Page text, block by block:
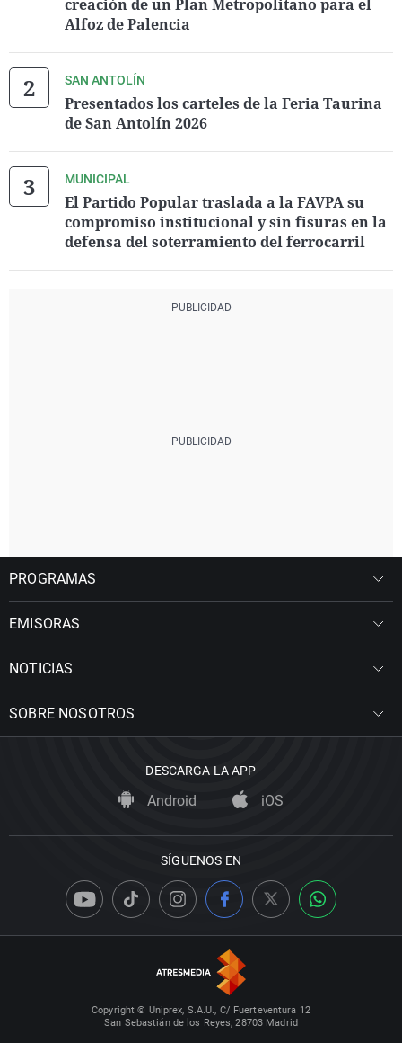
creación de un Plan Metropolitano para el
Alfoz de Palencia
SAN ANTOLÍN
Presentados los carteles de la Feria Taurina
de San Antolín 2026
MUNICIPAL
El Partido Popular traslada a la FAVPA su
compromiso institucional y sin fisuras en la
defensa del soterramiento del ferrocarril
PROGRAMAS
EMISORAS
NOTICIAS
SOBRE NOSOTROS
DESCARGA LA APP
Android iOS
SÍGUENOS EN
Copyright © Uniprex, S.A.U., C/ Fuerteventura 12
San Sebastián de los Reyes, 28703 Madrid